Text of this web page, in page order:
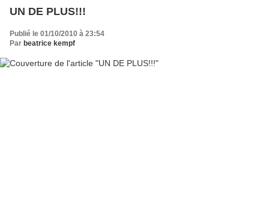
UN DE PLUS!!!
Publié le 01/10/2010 à 23:54
Par beatrice kempf